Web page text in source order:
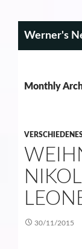
Werner's
Monthly
30/11/2015